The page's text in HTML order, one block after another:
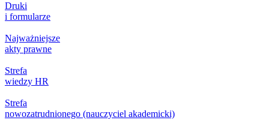
Druki
i formularze
Najważniejsze
akty prawne
Strefa
wiedzy HR
Strefa
nowozatrudnionego (nauczyciel akademicki)